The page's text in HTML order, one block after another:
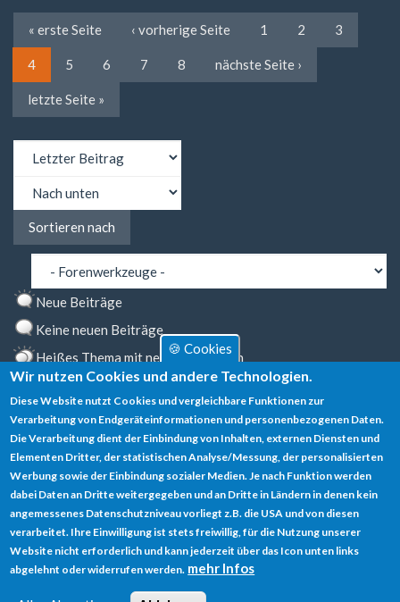
« erste Seite ‹ vorherige Seite 1 2 3
4 5 6 7 8 nächste Seite ›
letzte Seite »
nach
nachSortieren nach
Neue Beiträge
Keine neuen Beiträge
Heißes Thema mit neuen Beiträgen
Heißes Thema ohne neue Beiträge
Markiertes Thema
Gesperrtes Thema
Datenschutz
🍪 Cookies
Wir nutzen Cookies und andere Technologien.
Diese Website nutzt Cookies und vergleichbare Funktionen zur
Verarbeitung von Endgeräteinformationen und personenbezogenen Daten.
Die Verarbeitung dient der Einbindung von Inhalten, externen Diensten und
Elementen Dritter, der statistischen Analyse/Messung, der personalisierten
Werbung sowie der Einbindung sozialer Medien. Je nach Funktion werden
dabei Daten an Dritte weitergegeben und an Dritte in Ländern in denen kein
angemessenes Datenschutzniveau vorliegt z.B. die USA und von diesen
verarbeitet. Ihre Einwilligung ist stets freiwillig, für die Nutzung unserer
Website nicht erforderlich und kann jederzeit über das Icon unten links
abgelehnt oder widerrufen werden. mehr Infos